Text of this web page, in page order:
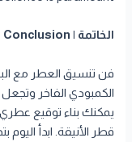
الخاتمة | Conclusion
فن تنسيق العطر مع
يمكنك بناء توقيع
قطر الأنيقة. ابدأ